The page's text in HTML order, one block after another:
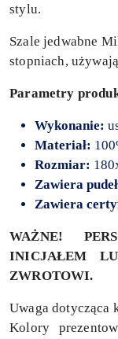
stylu.
Szale jedwabne
stopniach,
Parametry
Wykonanie:
Materiał:
Rozmiar:
Zawiera
Zawiera
WAŻNE!
INICJAŁEM
ZWROTOWI.
Uwaga dotycząca
Kolory